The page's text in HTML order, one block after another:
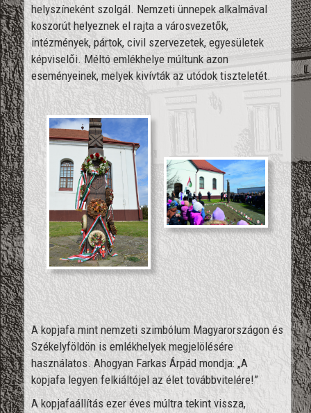
helyszíneként szolgál. Nemzeti ünnepek alkalmával
koszorút helyeznek el rajta a városvezetők,
intézmények, pártok, civil szervezetek, egyesületek
képviselői. Méltó emlékhelye múltunk azon
eseményeinek, melyek kivívták az utódok tiszteletét.
A kopjafa mint nemzeti szimbólum Magyarországon és
Székelyföldön is emlékhelyek megjelölésére
használatos. Ahogyan Farkas Árpád mondja: „A
kopjafa legyen felkiáltójel az élet továbbvitelére!”
A kopjafaállítás ezer éves múltra tekint vissza,